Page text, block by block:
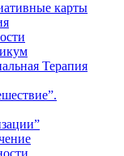
карты
Терапия